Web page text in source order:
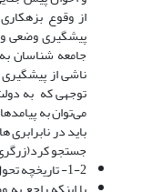
از وقوع
پیشگیری وضعی
جامعه شناسان
ناشی از پیشگیری
توجهی که به
می‌توان به
باید در
جستجو کرد(زرگری، 1390:
1-2- تاریخچه تحول زندان ها در ایران: